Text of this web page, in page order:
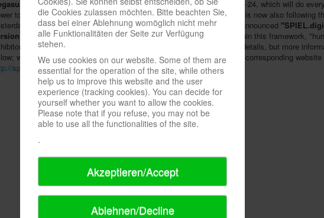
Spieleis currently preparing its secondCONspiracy for May 21-24, which will do
to make a gaming convention work on the internet. Essen'sSPIEL
is now also following
cancellation of the fair for this year, the organisers have just announced
of the showon the original fair date of October 22-25, 2020. Within this framework,
are to present their new products. The fair is still sparing with details, but more
work on the new project has been going on for several weeks. The corresponding
spiel.digital, but is currently not filled with any content yet.
die Cookies zulassen möchten. Bitte beachten Sie,
dass bei einer Ablehnung womöglich nicht mehr
alle Funktionalitäten der Seite zur Verfügung
stehen.
We use cookies on our website. Some of them are
essential for the operation of the site, while others
help us to improve this website and the user
experience (tracking cookies). You can decide for
yourself whether you want to allow the cookies.
Please note that if you refuse, you may not be
able to use all the functionalities of the site.
.
Akzeptieren/Accept
Ablehnen/Decline